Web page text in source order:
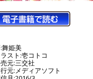
舞姫美
スト:壱コトコ
元:三交社
元:メディアソフト